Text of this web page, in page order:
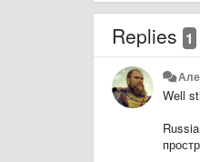
Replies 1
Well